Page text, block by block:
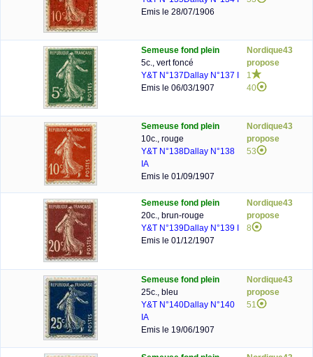
Emis le 28/07/1906
Semeuse fond plein
5c., vert foncé
Y&T N°137 Dallay N°137 I
Emis le 06/03/1907
Nordique43
propose
1
40
Semeuse fond plein
10c., rouge
Y&T N°138Dallay N°138
IA
Emis le 01/09/1907
Nordique43
propose
53
Semeuse fond plein
20c., brun-rouge
Y&T N°139Dallay N°139 I
Emis le 01/12/1907
Nordique43
propose
8
Semeuse fond plein
25c., bleu
Y&T N°140Dallay N°140
IA
Emis le 19/06/1907
Nordique43
propose
51